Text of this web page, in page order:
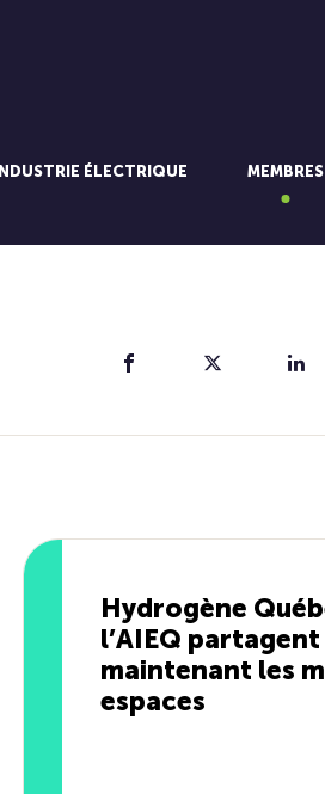
INDUSTRIE ÉLECTRIQUE MEMBRES
Hydrogène
l’AIEQ partagent
maintenant les
espaces